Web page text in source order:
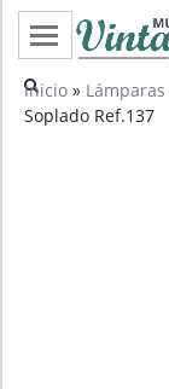
Categorías
Inicio » Lámparas
Soplado Ref.137